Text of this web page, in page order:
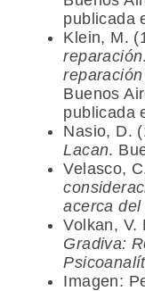
publicada
Klein, M.
reparación
Buenos
publicada
Nasio, D.
Lacan.
Velasco,
acerca
Volkan, V.
Gradiva:
Imagen: